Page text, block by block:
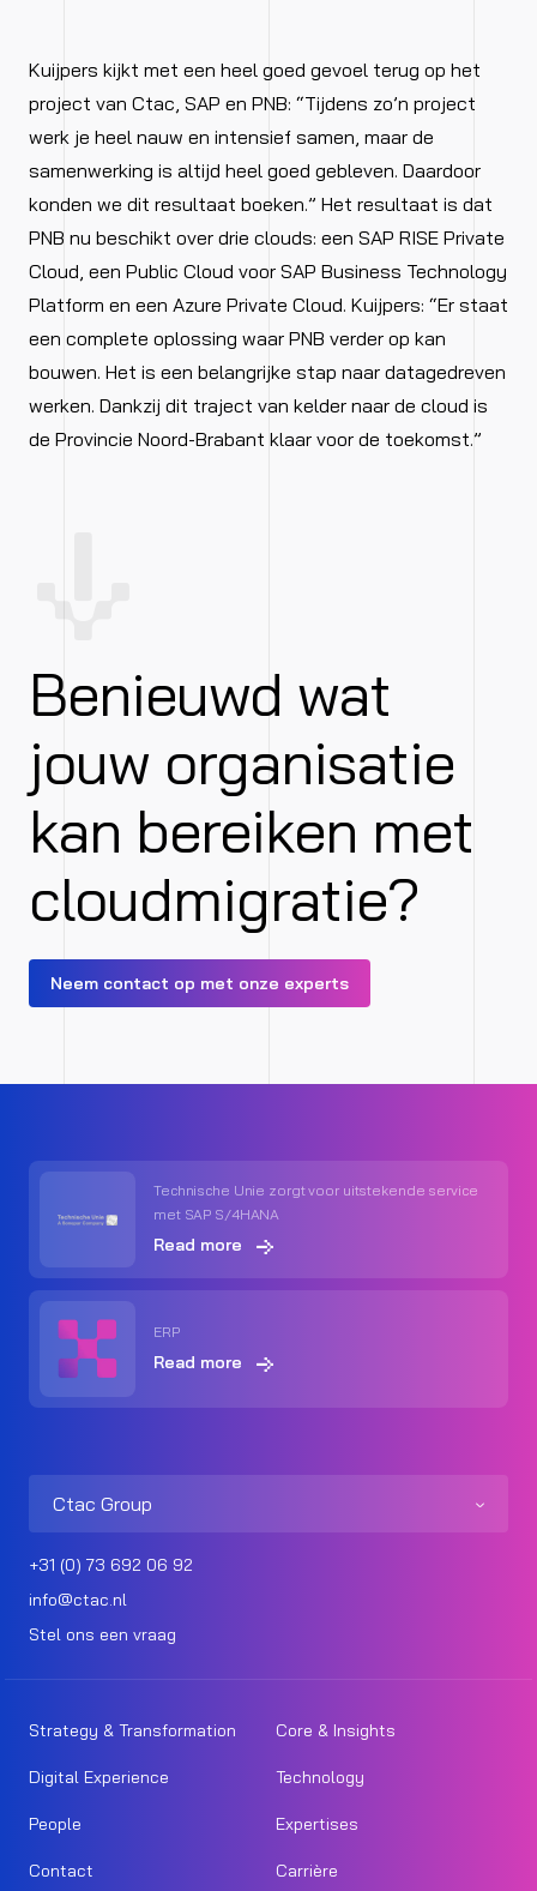
Kuijpers kijkt met een heel goed gevoel terug op het
project van Ctac, SAP en PNB: “Tijdens zo’n project
werk je heel nauw en intensief samen, maar de
samenwerking is altijd heel goed gebleven. Daardoor
konden we dit resultaat boeken.” Het resultaat is dat
PNB nu beschikt over drie clouds: een SAP RISE Private
Cloud, een Public Cloud voor SAP Business Technology
Platform en een Azure Private Cloud. Kuijpers: “Er staat
een complete oplossing waar PNB verder op kan
bouwen. Het is een belangrijke stap naar datagedreven
werken. Dankzij dit traject van kelder naar de cloud is
de Provincie Noord-Brabant klaar voor de toekomst.”
Benieuwd wat
jouw organisatie
kan bereiken met
cloudmigratie?
Neem contact op met onze experts
Technische Unie zorgt voor uitstekende service
met SAP S/4HANA
Read more
ERP
Read more
Ctac Group
+31 (0) 73 692 06 92
info@ctac.nl
Stel ons een vraag
Strategy & Transformation Core & Insights
Digital Experience Technology
People Expertises
Contact Carrière